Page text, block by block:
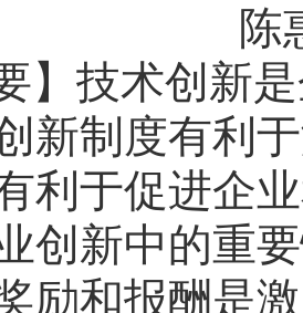
陈
】技术创新
新制度有利
利于促进企
创新中的重
励和报酬是